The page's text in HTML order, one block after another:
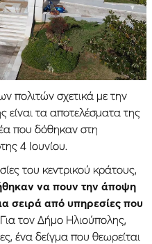
πολιτών σχετικά με την
τα αποτελέσματα της
που δόθηκαν στη
4 Ιουνίου.
του κεντρικού κράτους,
να πουν την άποψη
σειρά από υπηρεσίες που
τον Δήμο Ηλιούπολης,
ένα δείγμα που θεωρείται